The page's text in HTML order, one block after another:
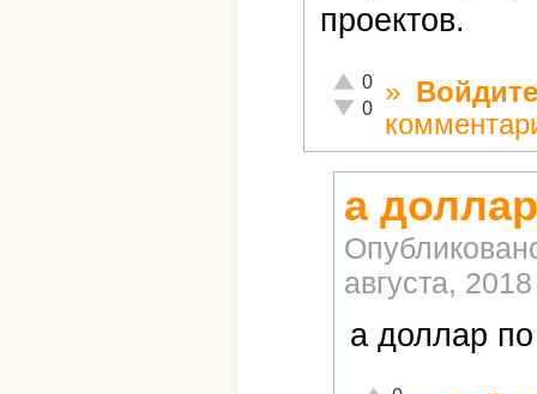
проектов.
Отлично!
0
Неадекватно!
0
» Войдите
а
августа,
а доллар